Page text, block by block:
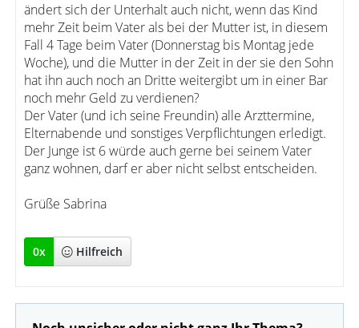
ändert sich der Unterhalt auch nicht, wenn das Kind
mehr Zeit beim Vater als bei der Mutter ist, in diesem
Fall 4 Tage beim Vater (Donnerstag bis Montag jede
Woche), und die Mutter in der Zeit in der sie den Sohn
hat ihn auch noch an Dritte weitergibt um in einer Bar
noch mehr Geld zu verdienen?
Der Vater (und ich seine Freundin) alle Arzttermine,
Elternabende und sonstiges Verpflichtungen erledigt.
Der Junge ist 6 würde auch gerne bei seinem Vater
ganz wohnen, darf er aber nicht selbst entscheiden.
Grüße Sabrina
0x Hilfreich